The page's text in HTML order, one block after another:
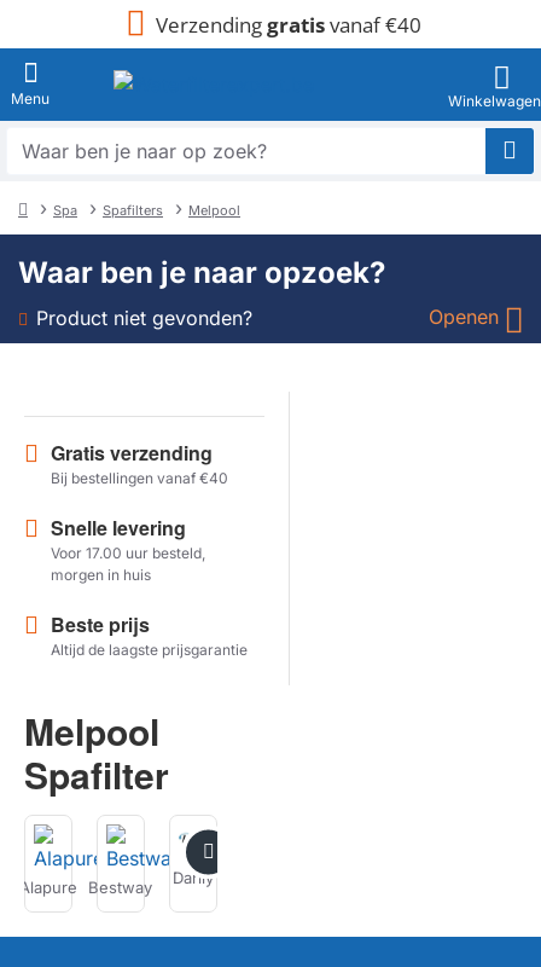
Verzendinggratisvanaf €40
Waar
zoek?
Spa Spafilters Melpool
Waar ben je naar opzoek?
Product niet gevonden? Openen
TOON PRODUCTEN
Gratis verzending
Bij bestellingen vanaf €40
Snelle levering
Voor 17.00 uur besteld,
morgen in huis
Beste prijs
Altijd de laagste prijsgarantie
Melpool
Spafilter
Alapure Bestway
Darlly